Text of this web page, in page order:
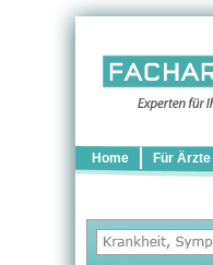
Home Für Ärzte